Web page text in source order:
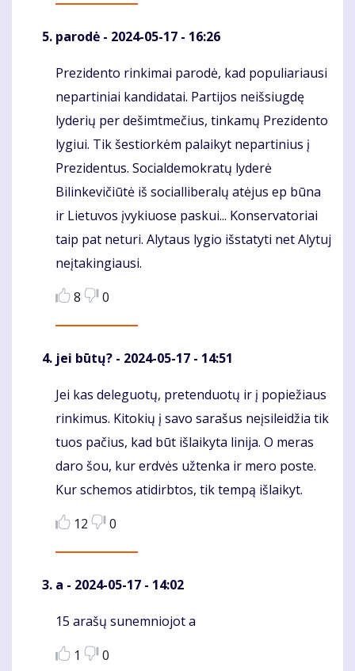
parodė - 2024-05-17 - 16:26
Komentaras
Prezidento rinkimai parodė, kad populiariausi
nepartiniai kandidatai. Partijos neišsiugdę
lyderių per dešimtmečius, tinkamų Prezidento
lygiui. Tik šestiorkėm palaikyt nepartinius į
Prezidentus. Socialdemokratų lyderė
Bilinkevičiūtė iš socialliberalų atėjus ep būna
ir Lietuvos įvykiuose paskui... Konservatoriai
taip pat neturi. Alytaus lygio išstatyti net Alytuj
neįtakingiausi.
8
0
jei būtų? - 2024-05-17 - 14:51
Komentaras
Jei kas deleguotų, pretenduotų ir į popiežiaus
rinkimus. Kitokių į savo sarašus neįsileidžia tik
tuos pačius, kad būt išlaikyta linija. O meras
daro šou, kur erdvės užtenka ir mero poste.
Kur schemos atidirbtos, tik tempą išlaikyt.
12
0
a - 2024-05-17 - 14:02
Komentaras
15 arašų sunemniojot a
1
0